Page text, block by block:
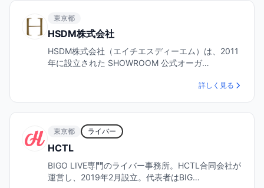
東京都
HSDM株式会社
HSDM株式会社（エイチエスディーエム）は、2011
年に設立された SHOWROOM 公式オーガ…
詳しく見る
東京都 ライバー
HCTL
BIGO LIVE専門のライバー事務所。HCTL合同会社が
運営し、2019年2月設立。代表者はBIG…